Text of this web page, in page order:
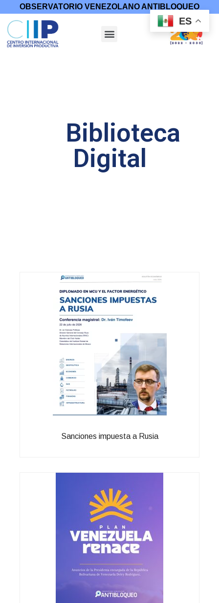
OBSERVATORIO VENEZOLANO ANTIBLOQUEO
Biblioteca
Digital
Sanciones impuesta a Rusia
ES